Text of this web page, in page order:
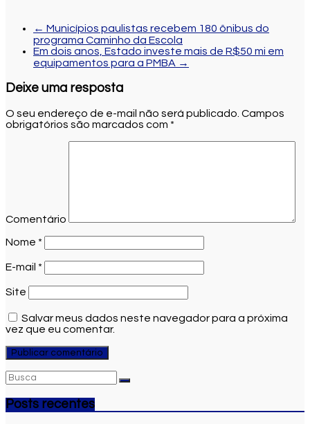
← Municípios paulistas recebem 180 ônibus do
programa Caminho da Escola
Em dois anos, Estado investe mais de R$50 mi em
equipamentos para a PMBA →
Deixe uma resposta
O seu endereço de e-mail não será publicado. Campos
obrigatórios são marcados com *
Comentário
Nome *
E-mail *
Site
Salvar meus dados neste navegador para a próxima
vez que eu comentar.
Posts recentes